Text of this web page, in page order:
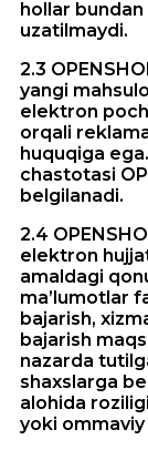
hollar
uzatilmaydi.
2.3
yangi
elektron
orqali
huquqiga
chastotasi
belgilanadi.
2.4
elektron
amaldagi
ma’lumotlar
bajarish,
bajarish
nazarda
shaxslarga
alohida
yoki